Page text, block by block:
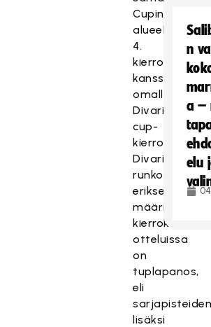
Cupin
alueellisen
4.
kierroksen
kanssa
omalla
Divarin
cup-
kierroksellaan.
Divarin
runkosarjan
erikseen
määriteltävän
kierroksen
otteluissa
on
tuplapanos,
eli
sarjapisteiden
lisäksi
n
a –
elu